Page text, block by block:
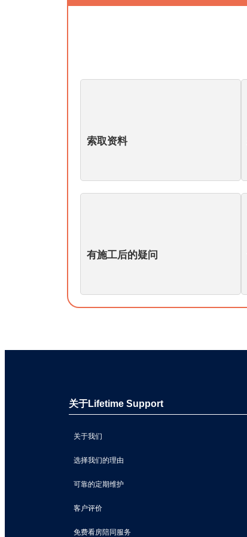
索取资料
有施工后的疑问
关于Lifetime Support
关于我们
选择我们的理由
可靠的定期维护
客户评价
免费看房陪同服务